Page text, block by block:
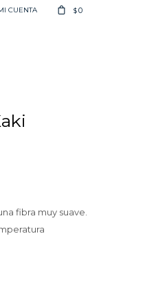
$0
fibra muy suave.